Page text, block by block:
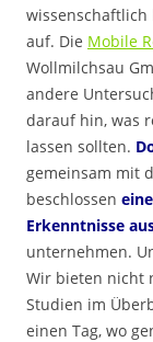
wissenschaftlich
auf. Die Mobile
Wollmilchsau
andere
darauf hin, was
lassen sollten.
gemeinsam mit
beschlossen
Erkenntnisse
unternehmen.
Wir bieten nicht
Studien im
einen Tag, wo